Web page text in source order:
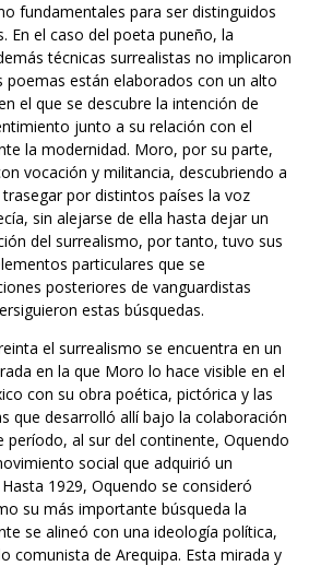
fundamentales para ser distinguidos
En el caso del poeta puneño, la
técnicas surrealistas no implicaron
poemas están elaborados con un alto
el que se descubre la intención de
junto a su relación con el
la modernidad. Moro, por su parte,
vocación y militancia, descubriendo a
por distintos países la voz
sin alejarse de ella hasta dejar un
del surrealismo, por tanto, tuvo sus
particulares que se
posteriores de vanguardistas
estas búsquedas.
el surrealismo se encuentra en un
en la que Moro lo hace visible en el
con su obra poética, pictórica y las
que desarrolló allí bajo la colaboración
período, al sur del continente, Oquendo
social que adquirió un
1929, Oquendo se consideró
su más importante búsqueda la
se alineó con una ideología política,
comunista de Arequipa. Esta mirada y